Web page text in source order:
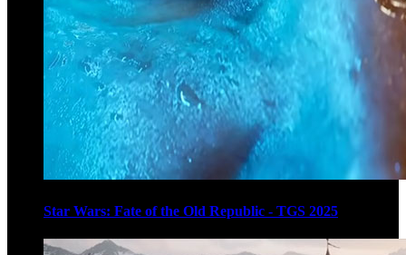
Star Wars: Fate of the Old Republic - TGS 2025